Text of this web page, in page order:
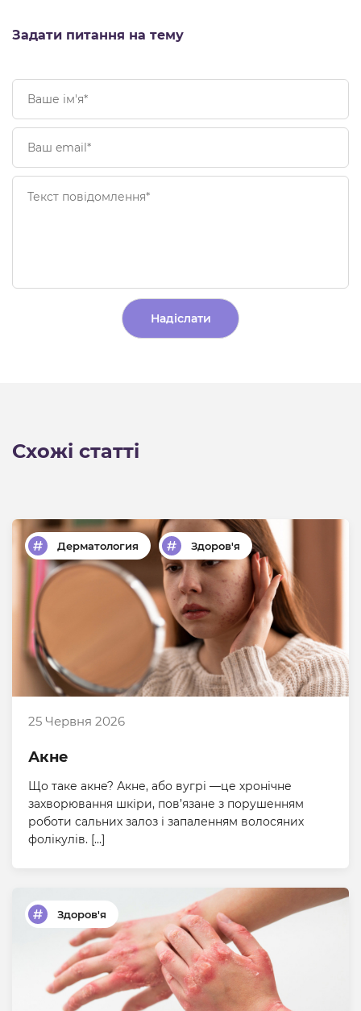
Задати питання на тему
Схожі статті
Дерматология Здоров'я
25 Червня 2026
Акне
Що таке акне? Акне, або вугрі —це хронічне
захворювання шкіри, пов’язане з порушенням
роботи сальних залоз і запаленням волосяних
фолікулів. […]
Здоров'я